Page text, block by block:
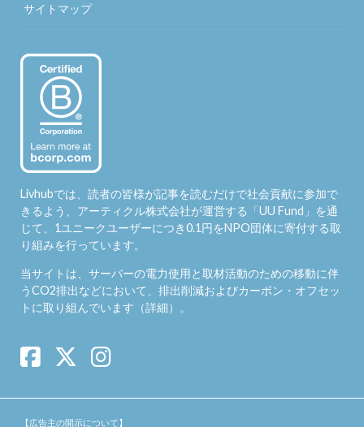
サイトマップ
Livhubでは、読者の皆様が記事を読むだけで社会貢献に参加で
きるよう、アーティクル株式会社が運営する「UU Fund 」を通
じて、1ユニークユーザーにつき0.1円をNPO団体に寄付する取
り組みを行っています。
当サイトは、サーバーの電力使用と取材活動のための移動に伴
うCO2排出などにおいて、排出削減およびカーボン・オフセッ
トに取り組んでいます（詳細）。
【広告主の開示について】